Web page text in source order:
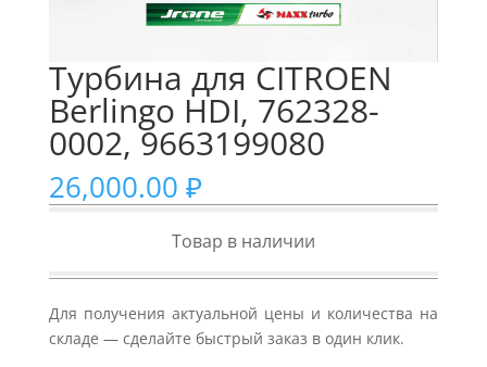
Турбина для CITROEN
Berlingo HDI, 762328-
0002, 9663199080
26,000.00 ₽
Товар в наличии
Для получения актуальной цены и количества на
складе — сделайте быстрый заказ в один клик.